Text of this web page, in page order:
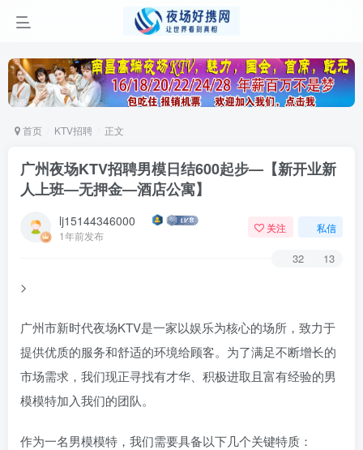
首页 KTV招聘 正文
广州夜场KTV招聘男模日结600起步—【新开业新
人上班—无押金—酒店公寓】
lj15144346000
1年前发布
关注 私信
32 13
>
广州市新时代夜场KTV是一家以娱乐为核心的场所，致力于
提供优质的服务和舒适的环境给顾客。为了满足不断增长的
市场需求，我们现正寻找有才华、积极进取且富有经验的男
模模特加入我们的团队。
作为一名男模模特，我们需要具备以下几个关键特质：